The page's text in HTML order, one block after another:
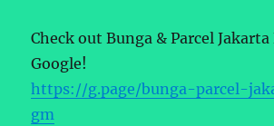
Check out Bunga & Parcel Jakarta
Google!
https://g.page/bunga-parcel-
gm